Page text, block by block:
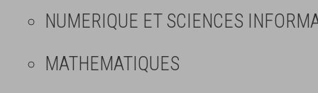
NUMERIQUE ET SCIENCES
MATHEMATIQUES